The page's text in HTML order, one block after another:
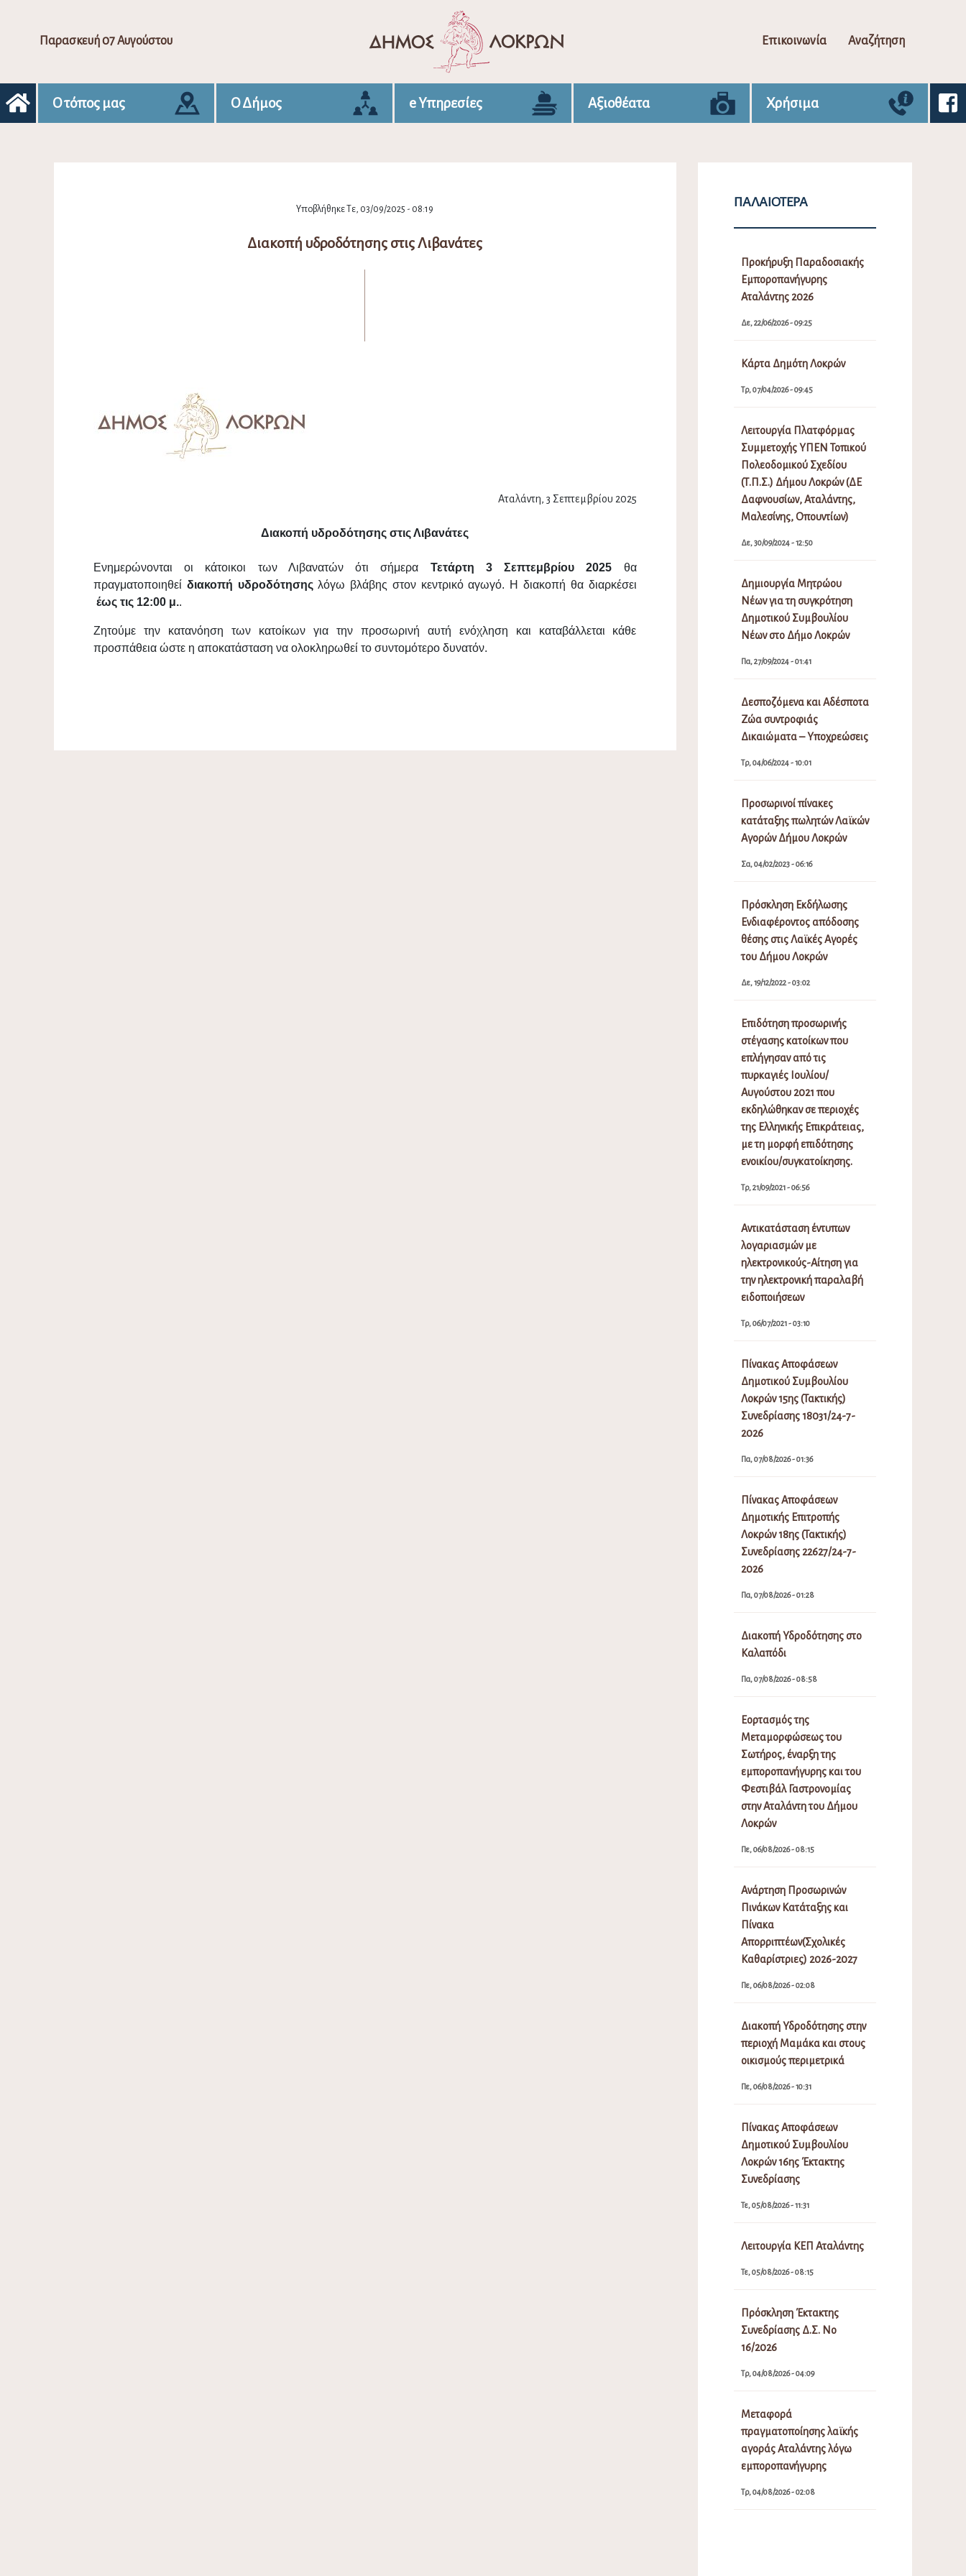
Παρασκευή 07 Αυγούστου Επικοινωνία Αναζήτηση
Ο τόπος μας Ο Δήμος e Υπηρεσίες Αξιοθέατα Χρήσιμα
Υποβλήθηκε Τε, 03/09/2025 - 08:19
Διακοπή υδροδότησης στις Λιβανάτες
Αταλάντη, 3 Σεπτεμβρίου 2025
Διακοπή υδροδότησης στις Λιβανάτες
Ενημερώνονται οι κάτοικοι των Λιβανατών ότι σήμερα Τετάρτη 3 Σεπτεμβρίου 2025 θα
πραγματοποιηθεί διακοπή υδροδότησηςλόγω βλάβης στον κεντρικό αγωγό. Η διακοπή θα διαρκέσει
έως τις 12:00 μ..
Ζητούμε την κατανόηση των κατοίκων για την προσωρινή αυτή ενόχληση και καταβάλλεται κάθε
προσπάθεια ώστε η αποκατάσταση να ολοκληρωθεί το συντομότερο δυνατόν.
ΠΑΛΑΙΌΤΕΡΑ
Προκήρυξη Παραδοσιακής
Εμποροπανήγυρης
Αταλάντης 2026
Δε, 22/06/2026 - 09:25
Κάρτα Δημότη Λοκρών
Τρ, 07/04/2026 - 09:45
Λειτουργία Πλατφόρμας
Συμμετοχής ΥΠΕΝ Τοπικού
Πολεοδομικού Σχεδίου
(Τ.Π.Σ.) Δήμου Λοκρών (ΔΕ
Δαφνουσίων, Αταλάντης,
Μαλεσίνης, Οπουντίων)
Δε, 30/09/2024 - 12:50
Δημιουργία Μητρώου
Νέων για τη συγκρότηση
Δημοτικού Συμβουλίου
Νέων στο Δήμο Λοκρών
Πα, 27/09/2024 - 01:41
Δεσποζόμενα και Αδέσποτα
Ζώα συντροφιάς
Δικαιώματα – Υποχρεώσεις
Τρ, 04/06/2024 - 10:01
Προσωρινοί πίνακες
κατάταξης πωλητών Λαϊκών
Αγορών Δήμου Λοκρών
Σα, 04/02/2023 - 06:16
Πρόσκληση Εκδήλωσης
Ενδιαφέροντος απόδοσης
θέσης στις Λαϊκές Αγορές
του Δήμου Λοκρών
Δε, 19/12/2022 - 03:02
Επιδότηση προσωρινής
στέγασης κατοίκων που
επλήγησαν από τις
πυρκαγιές Ιουλίου/
Αυγούστου 2021 που
εκδηλώθηκαν σε περιοχές
της Ελληνικής Επικράτειας,
με τη μορφή επιδότησης
ενοικίου/συγκατοίκησης.
Τρ, 21/09/2021 - 06:56
Αντικατάσταση έντυπων
λογαριασμών με
ηλεκτρονικούς-Αίτηση για
την ηλεκτρονική παραλαβή
ειδοποιήσεων
Τρ, 06/07/2021 - 03:10
Πίνακας Αποφάσεων
Δημοτικού Συμβουλίου
Λοκρών 15ης (Τακτικής)
Συνεδρίασης 18031/24-7-
2026
Πα, 07/08/2026 - 01:36
Πίνακας Αποφάσεων
Δημοτικής Επιτροπής
Λοκρών 18ης (Τακτικής)
Συνεδρίασης 22627/24-7-
2026
Πα, 07/08/2026 - 01:28
Διακοπή Υδροδότησης στο
Καλαπόδι
Πα, 07/08/2026 - 08:58
Εορτασμός της
Μεταμορφώσεως του
Σωτήρος, έναρξη της
εμποροπανήγυρης και του
Φεστιβάλ Γαστρονομίας
στην Αταλάντη του Δήμου
Λοκρών
Πε, 06/08/2026 - 08:15
Ανάρτηση Προσωρινών
Πινάκων Κατάταξης και
Πίνακα
Απορριπτέων(Σχολικές
Καθαρίστριες) 2026-2027
Πε, 06/08/2026 - 02:08
Διακοπή Υδροδότησης στην
περιοχή Μαμάκα και στους
οικισμούς περιμετρικά
Πε, 06/08/2026 - 10:31
Πίνακας Αποφάσεων
Δημοτικού Συμβουλίου
Λοκρών 16ης Έκτακτης
Συνεδρίασης
Τε, 05/08/2026 - 11:31
Λειτουργία ΚΕΠ Αταλάντης
Τε, 05/08/2026 - 08:15
Πρόσκληση Έκτακτης
Συνεδρίασης Δ.Σ. Νο
16/2026
Τρ, 04/08/2026 - 04:09
Μεταφορά
πραγματοποίησης λαϊκής
αγοράς Αταλάντης λόγω
εμποροπανήγυρης
Τρ, 04/08/2026 - 02:08